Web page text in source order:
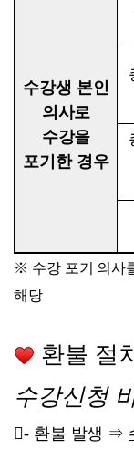
수강생 본인
의사로
수강을
포기한 경우
※ 수강 포기 의사
해당
환불 절
수강신청
- 환불 발생 ⇒